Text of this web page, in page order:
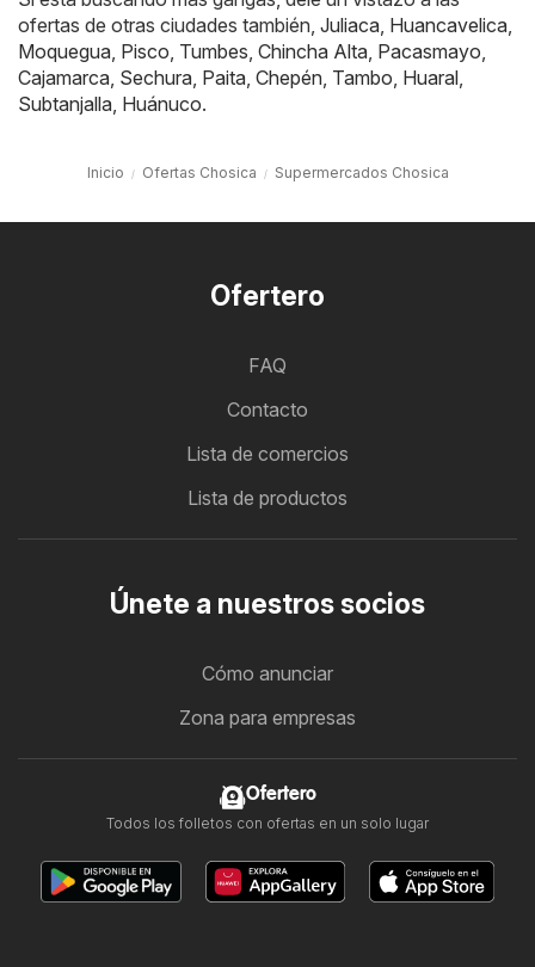
ofertas de otras ciudades también, Juliaca, Huancavelica,
Moquegua, Pisco, Tumbes, Chincha Alta, Pacasmayo,
Cajamarca, Sechura, Paita, Chepén, Tambo, Huaral,
Subtanjalla, Huánuco.
Inicio Ofertas Chosica Supermercados Chosica
Ofertero
FAQ
Contacto
Lista de comercios
Lista de productos
Únete a nuestros socios
Cómo anunciar
Zona para empresas
Ofertero
Todos los folletos con ofertas en un solo lugar